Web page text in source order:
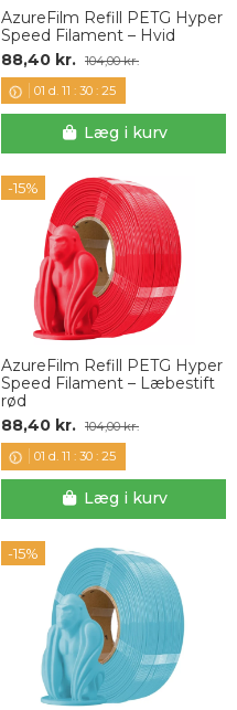
AzureFilm Refill PETG Hyper
Speed Filament – Hvid
88,40 kr. 104,00 kr.
01 d. 11 :30 :24
Læg i kurv
-15%
AzureFilm Refill PETG Hyper
Speed Filament – Læbestift
rød
88,40 kr. 104,00 kr.
01 d. 11 :30 :24
Læg i kurv
-15%